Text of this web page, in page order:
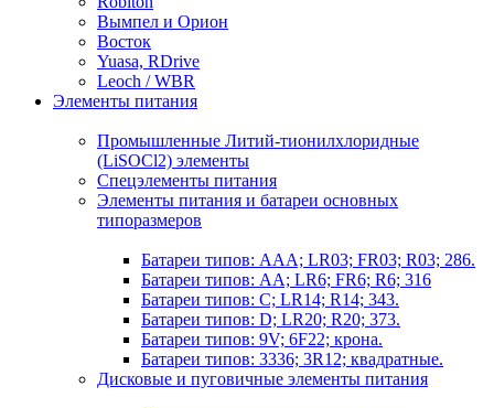
Вымпел и Орион
Восток
Yuasa, RDrive
Leoch / WBR
Элементы питания
Промышленные Литий-тионилхлоридные
(LiSOCl2) элементы
Спецэлементы питания
Элементы питания и батареи основных
типоразмеров
Батареи типов: AAA; LR03; FR03; R03; 286.
Батареи типов: AA; LR6; FR6; R6; 316
Батареи типов: C; LR14; R14; 343.
Батареи типов: D; LR20; R20; 373.
Батареи типов: 9V; 6F22; крона.
Батареи типов: 3336; 3R12; квадратные.
Дисковые и пуговичные элементы питания